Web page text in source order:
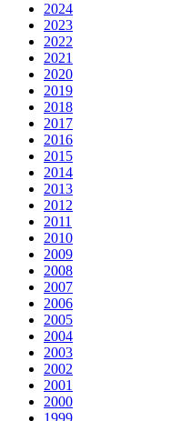
2024
2023
2022
2021
2020
2019
2018
2017
2016
2015
2014
2013
2012
2011
2010
2009
2008
2007
2006
2005
2004
2003
2002
2001
2000
1999